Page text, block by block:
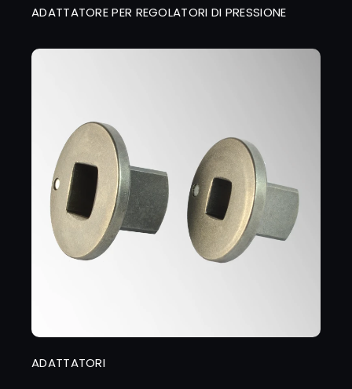
ADATTATORE PER REGOLATORI DI PRESSIONE
ADATTATORI